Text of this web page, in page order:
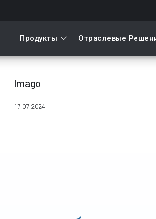
Продукты Отраслевые
Imago
17.07.2024